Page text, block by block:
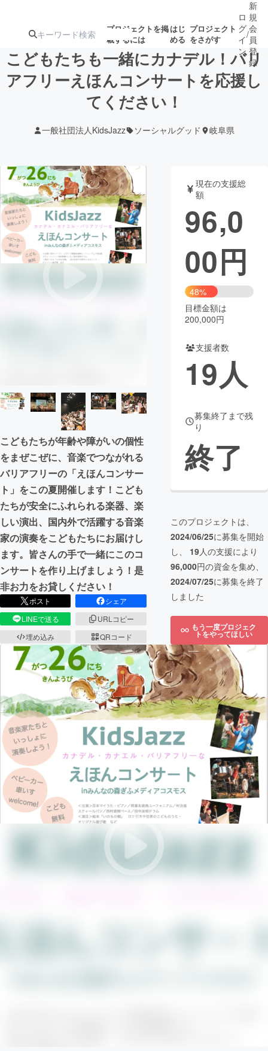
プロジェクトを掲
載するには
はじ
める
プロジェクト
をさがす
注目の新着プロ
ジェクト
募集終了が近いプ
テクノロジー・ガジェット
映像・映画 書籍・雑誌
ビジネス・起業 チャレンジ
まちづくり・地域活性化
CAMPFIRE Creation
コミュニティ
ロ
グ
イ
ン
/
新
規
会
員
登
録
こどもたちも一緒にカナデル！バリ
アフリーえほんコンサートを応援し
てください！
一般社団法人KidsJazz ソーシャルグッド 岐阜県
こどもたちが年齢や障がいの個性
をまぜこぜに、音楽でつながれる
バリアフリーの「えほんコンサー
ト」をこの夏開催します！こども
たちが安全にふれられる楽器、楽
しい演出、国内外で活躍する音楽
家の演奏をこどもたちにお届けし
ます。皆さんの手で一緒にこのコ
ンサートを作り上げましょう！是
非お力をお貸しください！
ポスト
シェア
LINEで送る
URLコピー
埋め込み
QRコード
現在の支援総
額
96,0
00円
48%
目標金額は
200,000円
支援者数
19人
募集終了まで残
り
終了
このプロジェクトは、
2024/06/25に募集を開始
し、 19人の支援により
96,000円の資金を集め、
2024/07/25に募集を終了
しました
もう一度プロジェク
トをやってほしい